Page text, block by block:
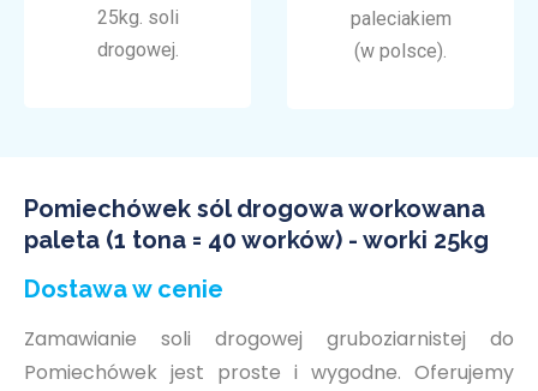
25kg. soli
drogowej.
paleciakiem
(w polsce).
Pomiechówek sól drogowa workowana
paleta (1 tona = 40 worków) - worki 25kg
Dostawa w cenie
Zamawianie soli drogowej gruboziarnistej do
Pomiechówek jest proste i wygodne. Oferujemy